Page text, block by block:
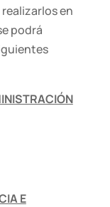
en
podrá
E